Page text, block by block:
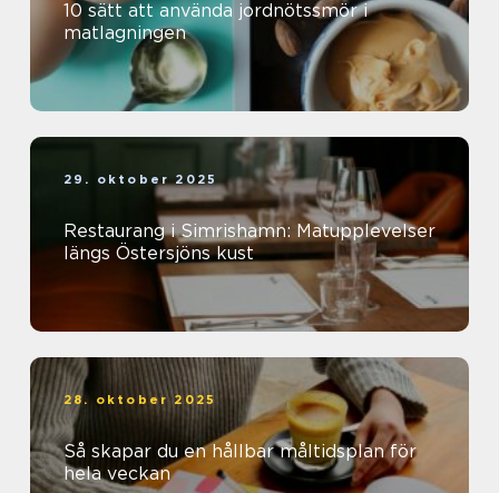
10 sätt att använda jordnötssmör i
matlagningen
29. oktober 2025
Restaurang i Simrishamn: Matupplevelser
längs Östersjöns kust
28. oktober 2025
Så skapar du en hållbar måltidsplan för
hela veckan